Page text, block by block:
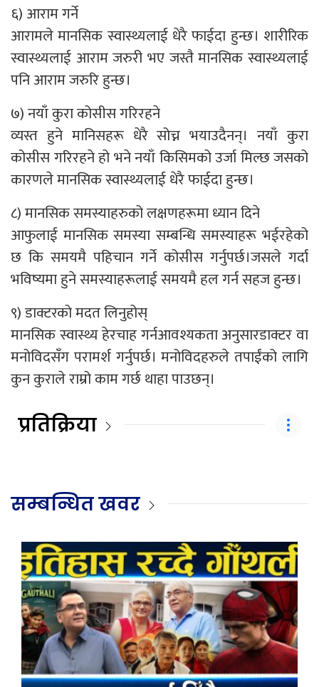
६) आराम गर्ने
आरामले मानसिक स्वास्थ्यलाई धेरै फाईदा हुन्छ। शारीरिक
स्वास्थ्यलाई आराम जरुरी भए जस्तै मानसिक स्वास्थ्यलाई
पनि आराम जरुरि हुन्छ।
७) नयाँ कुरा कोसीस गरिरहने
व्यस्त हुने मानिसहरू धेरै सोच्न भयाउदैनन्। नयाँ कुरा
कोसीस गरिरहने हो भने नयाँ किसिमको उर्जा मिल्छ जसको
कारणले मानसिक स्वास्थ्यलाई धेरै फाईदा हुन्छ।
८) मानसिक समस्याहरुको लक्षणहरूमा ध्यान दिने
आफुलाई मानसिक समस्या सम्बन्धि समस्याहरू भईरहेको
छ कि समयमै पहिचान गर्ने कोसीस गर्नुपर्छ।जसले गर्दा
भविष्यमा हुने समस्याहरूलाई समयमै हल गर्न सहज हुन्छ।
९) डाक्टरको मदत लिनुहोस्
मानसिक स्वास्थ्य हेरचाह गर्नआवश्यकता अनुसारडाक्टर वा
मनोविदसँग परामर्श गर्नुपर्छ। मनोविदहरुले तपाईंको लागि
कुन कुराले राम्रो काम गर्छ थाहा पाउछन्।
प्रतिक्रिया
सम्बन्धित खवर